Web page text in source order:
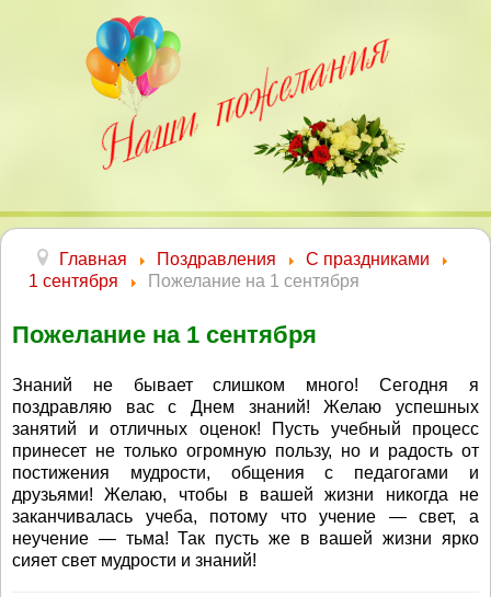
Главная Поздравления
С праздниками
1 сентября
Пожелание на 1 сентября
Пожелание на 1 сентября
Знаний не бывает слишком много! Сегодня я
поздравляю вас с Днем знаний! Желаю успешных
занятий и отличных оценок! Пусть учебный процесс
принесет не только огромную пользу, но и радость от
постижения мудрости, общения с педагогами и
друзьями! Желаю, чтобы в вашей жизни никогда не
заканчивалась учеба, потому что учение — свет, а
неучение — тьма! Так пусть же в вашей жизни ярко
сияет свет мудрости и знаний!